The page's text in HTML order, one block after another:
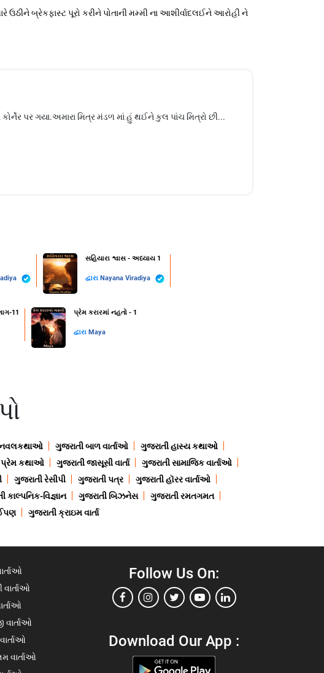
બ્રેકફાસ્ટ પૂરો કરીને પોતાની મમ્મી ના આશીર્વાદલઈને આરોહી ને
પર ગયા.અમારા મિત્ર મંડળ માં હું થઈને કુલ પાંચ મિત્રો છી...
સહિયારા શ્વાસ - અધ્યાય 1
દ્વારા Nayana Viradiya
11 પ્રેમ કરારમાં નહતો - 1
દ્વારા Maya
નવલકથાઓ ગુજરાતી બાળ વાર્તાઓ
ગુજરાતી હાસ્ય કથાઓ
પ્રેમ કથાઓ ગુજરાતી જાસૂસી વાર્તા
ગુજરાતી સામાજિક વાર્તાઓ
ગુજરાતી રેસીપી ગુજરાતી પત્ર
ગુજરાતી હૉરર વાર્તાઓ
કાલ્પનિક-વિજ્ઞાન ગુજરાતી બિઝનેસ
ગુજરાતી રમતગમત
ગુજરાતી ક્રાઇમ વાર્તા
વાર્તાઓ
વાર્તાઓ
Follow Us On:
Download Our App :